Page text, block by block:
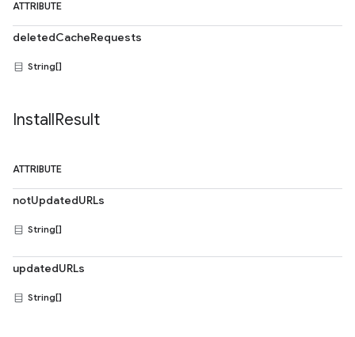
ATTRIBUTE
deletedCacheRequests
String[]
InstallResult
ATTRIBUTE
notUpdatedURLs
String[]
updatedURLs
String[]